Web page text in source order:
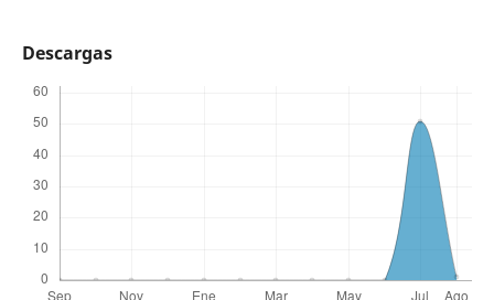
Descargas